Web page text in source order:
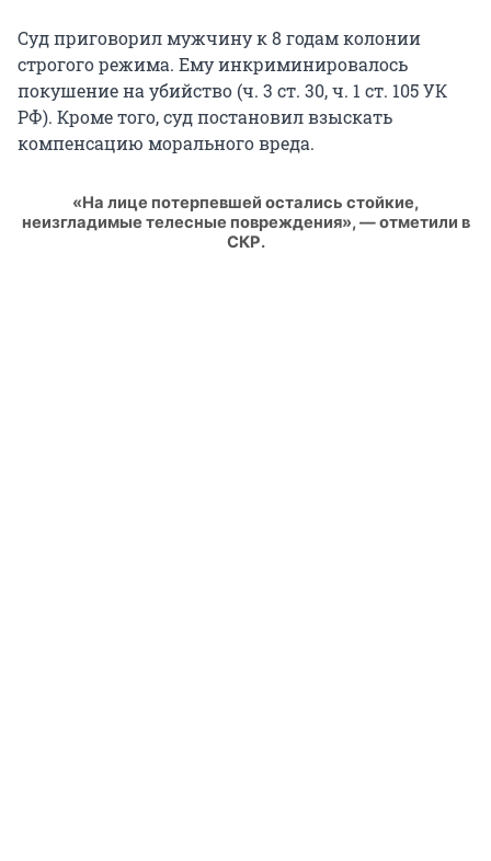
Суд приговорил мужчину к 8 годам колонии
строгого режима. Ему инкриминировалось
покушение на убийство (ч. 3 ст. 30, ч. 1 ст. 105 УК
РФ). Кроме того, суд постановил взыскать
компенсацию морального вреда.
«На лице потерпевшей остались стойкие,
неизгладимые телесные повреждения», — отметили в
СКР.